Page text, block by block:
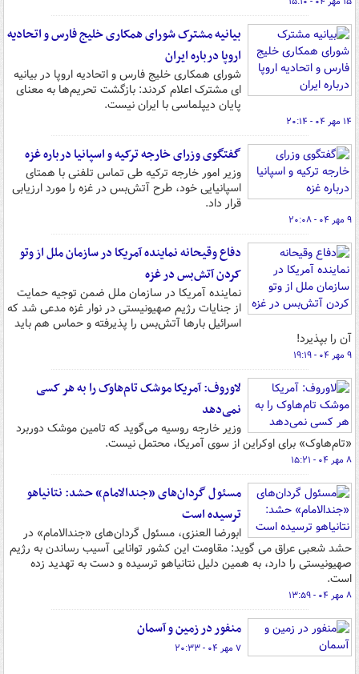
بیانیه مشترک شورای همکاری خلیج فارس و اتحادیه
اروپا درباره ایران
شورای همکاری خلیج فارس و اتحادیه اروپا در بیانیه
ای مشترک اعلام کردند: بازگشت تحریم‌ها به معنای
پایان دیپلماسی با ایران نیست.
۱۴ مهر ۰۴ - ۲۰:۱۴
گفتگوی وزرای خارجه ترکیه و اسپانیا درباره غزه
وزیر امور خارجه ترکیه طی تماس تلفنی با همتای
اسپانیایی خود، طرح آتش‌بس در غزه را مورد ارزیابی
قرار داد.
۹ مهر ۰۴ - ۲۰:۰۸
دفاع وقیحانه نماینده آمریکا در سازمان ملل از وتو
کردن آتش‌بس در غزه
نماینده آمریکا در سازمان ملل ضمن توجیه حمایت
از جنایات رژیم صهیونیستی در نوار غزه مدعی شد که
اسرائیل بارها آتش‌بس را پذیرفته و حماس هم باید
آن را بپذیرد!
۹ مهر ۰۴ - ۱۹:۱۹
لاوروف: آمریکا موشک تام‌هاوک را به هر کسی
نمی‌دهد
وزیر خارجه روسیه می‌گوید که تامین موشک دوربرد
«تام‌هاوک» برای اوکراین از سوی آمریکا، محتمل نیست.
۸ مهر ۰۴ - ۱۵:۲۱
مسئول گردان‌های «جندالامام» حشد: نتانیاهو
ترسیده است
ابورضا العنزی، مسئول گردان‌های «جندالامام» در
حشد شعبی عراق می گوید: مقاومت این کشور توانایی آسیب رساندن به رژیم
صهیونیستی را دارد، به همین دلیل نتانیاهو ترسیده و دست به تهدید زده
است.
۸ مهر ۰۴ - ۱۳:۵۹
منفور در زمین و آسمان
۷ مهر ۰۴ - ۲۰:۳۳